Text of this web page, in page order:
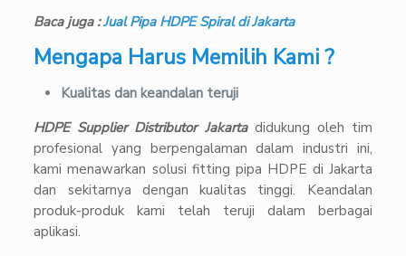
Baca juga :Jual Pipa HDPE Spiral di Jakarta
Mengapa Harus Memilih Kami ?
Kualitas dan keandalan teruji
HDPE Supplier Distributor Jakarta didukung oleh tim
profesional yang berpengalaman dalam industri ini,
kami menawarkan solusi fitting pipa HDPE di Jakarta
dan sekitarnya dengan kualitas tinggi. Keandalan
produk-produk kami telah teruji dalam berbagai
aplikasi.